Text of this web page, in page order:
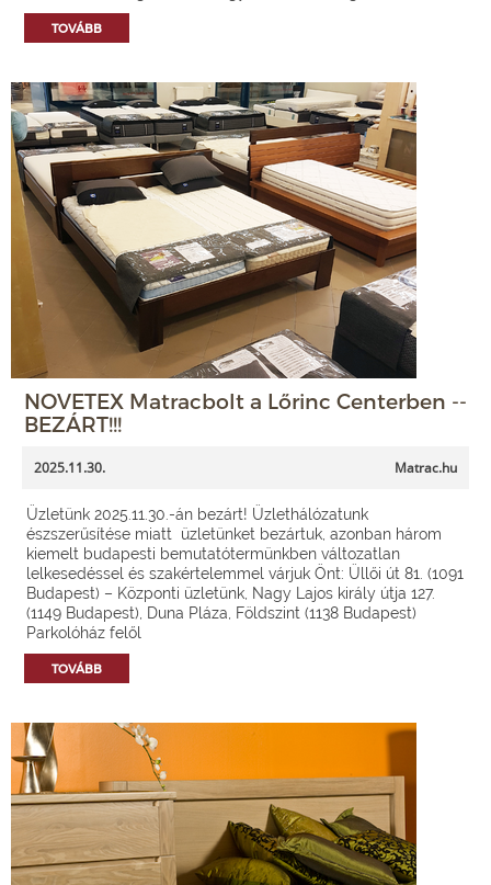
TOVÁBB
NOVETEX Matracbolt a Lőrinc Centerben --
BEZÁRT!!!
2025.11.30. Matrac.hu
Üzletünk 2025.11.30.-án bezárt! Üzlethálózatunk
észszerűsítése miatt üzletünket bezártuk, azonban három
kiemelt budapesti bemutatótermünkben változatlan
lelkesedéssel és szakértelemmel várjuk Önt: Üllői út 81. (1091
Budapest) – Központi üzletünk, Nagy Lajos király útja 127.
(1149 Budapest), Duna Pláza, Földszint (1138 Budapest)
Parkolóház felől
TOVÁBB